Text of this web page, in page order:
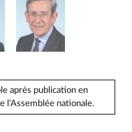
après publication en
l'Assemblée nationale.